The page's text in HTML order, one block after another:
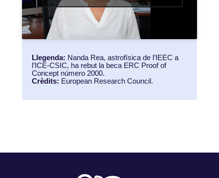
Llegenda: Nanda Rea, astrofísica de l’IEEC a
l’ICE-CSIC, ha rebut la beca ERC Proof of
Concept número 2000.
Crèdits: European Research Council.